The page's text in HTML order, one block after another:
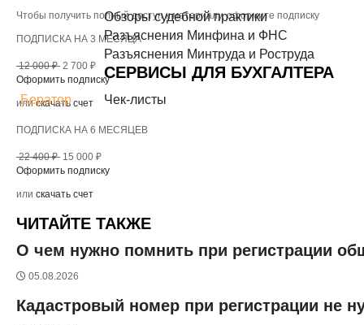
Бератор
Обзоры судебной практики
Разъяснения Минфина и ФНС
Разъяснения Минтруда и Роструда
СЕРВИСЫ ДЛЯ БУХГАЛТЕРА
Чек-листы
Чтобы получить полный доступ к материалу, оформите подписку
ПОДПИСКА НА 3 МЕСЯЦА
12 000 ₽ 2 700 ₽
Оформить подписку
илискачать счет
ПОДПИСКА НА 6 МЕСЯЦЕВ
22 400 ₽ 15 000 ₽
Оформить подписку
или скачать счет
ЧИТАЙТЕ ТАКЖЕ
О чем нужно помнить при регистрации
05.08.2026
Кадастровый номер при регистрации не